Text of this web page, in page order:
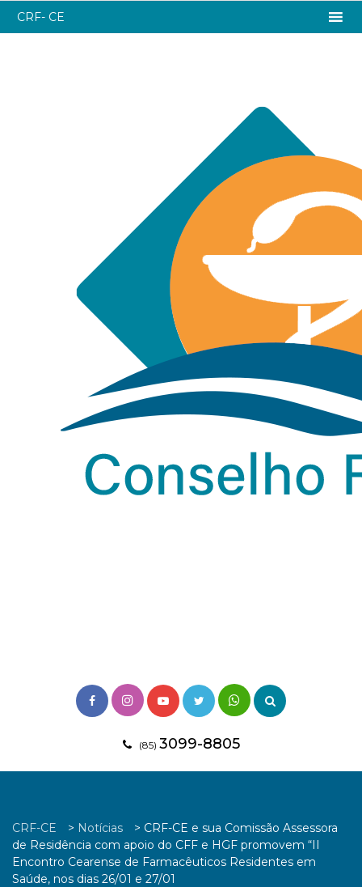
(85) 3099-8805
CRF- CE
CRF-CE > Notícias > CRF-CE e sua Comissão Assessora
de Residência com apoio do CFF e HGF promovem “II
Encontro Cearense de Farmacêuticos Residentes em
Saúde, nos dias 26/01 e 27/01